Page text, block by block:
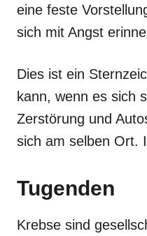
eine feste
sich mit Angst
Dies ist ein
kann, wenn es sich
Zerstörung und
sich am selben Ort.
Tugenden
Krebse sind